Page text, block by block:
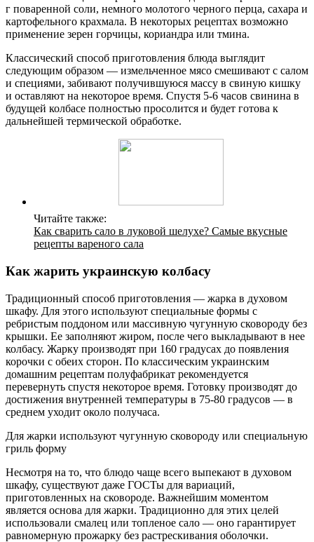
г поваренной соли, немного молотого черного перца, сахара и
картофельного крахмала. В некоторых рецептах возможно
применение зерен горчицы, кориандра или тмина.
Классический способ приготовления блюда выглядит
следующим образом — измельченное мясо смешивают с салом
и специями, забивают получившуюся массу в свиную кишку
и оставляют на некоторое время. Спустя 5-6 часов свинина в
будущей колбасе полностью просолится и будет готова к
дальнейшей термической обработке.
Читайте также:
Как сварить сало в луковой шелухе? Самые вкусные
рецепты вареного сала
Как жарить украинскую колбасу
Традиционный способ приготовления — жарка в духовом
шкафу. Для этого используют специальные формы с
ребристым поддоном или массивную чугунную сковороду без
крышки. Ее заполняют жиром, после чего выкладывают в нее
колбасу. Жарку производят при 160 градусах до появления
корочки с обеих сторон. По классическим украинским
домашним рецептам полуфабрикат рекомендуется
перевернуть спустя некоторое время. Готовку производят до
достижения внутренней температуры в 75-80 градусов — в
среднем уходит около получаса.
Для жарки используют чугунную сковороду или специальную
гриль форму
Несмотря на то, что блюдо чаще всего выпекают в духовом
шкафу, существуют даже ГОСТы для вариаций,
приготовленных на сковороде. Важнейшим моментом
является основа для жарки. Традиционно для этих целей
использовали смалец или топленое сало — оно гарантирует
равномерную прожарку без растрескивания оболочки.